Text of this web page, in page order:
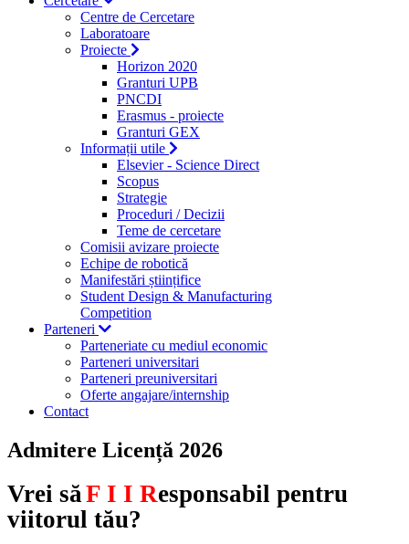
Centre de Cercetare
Laboratoare
Proiecte
Horizon 2020
Granturi UPB
PNCDI
Erasmus - proiecte
Granturi GEX
Informații utile
Elsevier - Science Direct
Scopus
Strategie
Proceduri / Decizii
Teme de cercetare
Comisii avizare proiecte
Echipe de robotică
Manifestări științifice
Student Design & Manufacturing
Competition
Parteneri
Parteneriate cu mediul economic
Parteneri universitari
Parteneri preuniversitari
Oferte angajare/internship
Contact
Admitere Licență 2026
Vrei să F I I Responsabil pentru
viitorul tău?